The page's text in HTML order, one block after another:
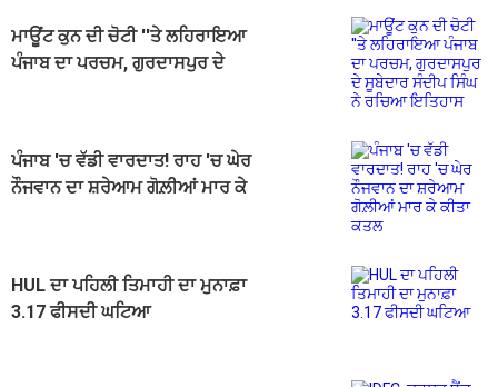
ਮਾਊਂਟ ਕੁਨ ਦੀ ਚੋਟੀ ''ਤੇ ਲਹਿਰਾਇਆ
ਪੰਜਾਬ ਦਾ ਪਰਚਮ, ਗੁਰਦਾਸਪੁਰ ਦੇ
ਪੰਜਾਬ 'ਚ ਵੱਡੀ ਵਾਰਦਾਤ! ਰਾਹ 'ਚ ਘੇਰ
ਨੌਜਵਾਨ ਦਾ ਸ਼ਰੇਆਮ ਗੋਲ਼ੀਆਂ ਮਾਰ ਕੇ
HUL ਦਾ ਪਹਿਲੀ ਤਿਮਾਹੀ ਦਾ ਮੁਨਾਫ਼ਾ
3.17 ਫੀਸਦੀ ਘਟਿਆ